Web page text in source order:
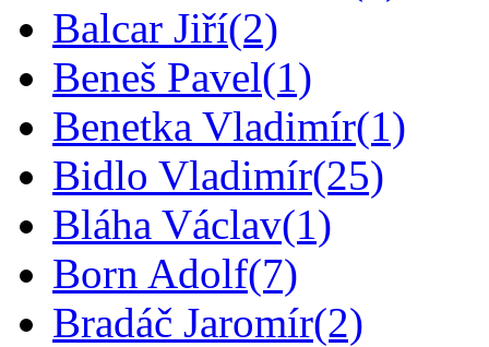
Balcar Jiří(2)
Beneš Pavel(1)
Benetka Vladimír(1)
Bidlo Vladimír(25)
Bláha Václav(1)
Born Adolf(7)
Bradáč Jaromír(2)